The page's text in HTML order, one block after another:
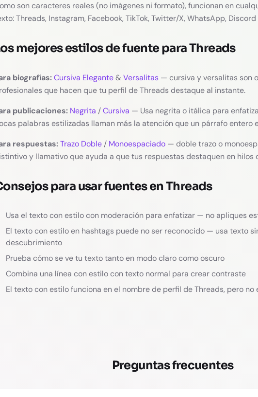
son caracteres reales (no imágenes ni formato), funcionan en
Threads, Instagram, Facebook, TikTok, Twitter/X, WhatsApp, Discord
mejores estilos de fuente para Threads
biografías:Cursiva Elegante& Versalitas — cursiva y versalitas son
que hacen que tu perfil de Threads destaque al instante.
publicaciones: Negrita /Cursiva — Usa negrita o itálica para
palabras estilizadas llaman más la atención que un párrafo entero
respuestas:Trazo Doble / Monoespaciado — doble trazo o
y llamativo que ayuda a que tus respuestas destaquen en hilos
para usar fuentes en Threads
Usa el texto con estilo con moderación para enfatizar — no apliques
El texto con estilo en hashtags puede no ser reconocido — usa texto
descubrimiento
Prueba cómo se ve tu texto tanto en modo claro como oscuro
Combina una línea con estilo con texto normal para crear contraste
El texto con estilo funciona en el nombre de perfil de Threads, pero no
Preguntas frecuentes